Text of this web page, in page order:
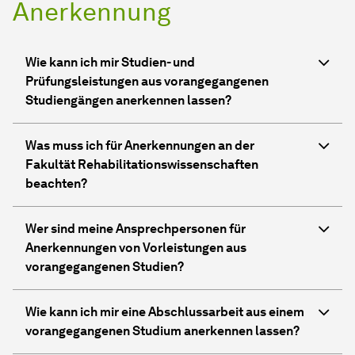
Anerkennung
Wie kann ich mir Studien- und
Prüfungsleistungen aus vorangegangenen
Studiengängen anerkennen lassen?
Was muss ich für Anerkennungen an der
Fakultät Rehabilitationswissenschaften
beachten?
Wer sind meine Ansprechpersonen für
Anerkennungen von Vorleistungen aus
vorangegangenen Studien?
Wie kann ich mir eine Abschlussarbeit aus einem
vorangegangenen Studium anerkennen lassen?